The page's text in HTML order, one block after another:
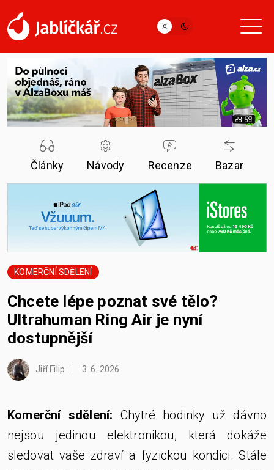
Články Návody Recenze Bazar
KOMERČNÍ SDĚLENÍ
Chcete lépe poznat své tělo?
Ultrahuman Ring Air je nyní
dostupnější
Jiří Filip 3. 6. 2026
Komerční sdělení: Chytré hodinky už dávno
nejsou jedinou elektronikou, která dokáže
sledovat vaše zdraví a fyzickou kondici. Stále